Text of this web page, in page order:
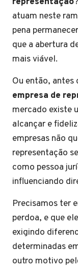
atuam neste
pena
que a abertura
mais viável.
Ou então, antes
empresa de
mercado existe
alcançar e
empresas não
representação
como pessoa
influenciando
Precisamos ter
perdoa, e que
exigindo
determinadas
outro motivo